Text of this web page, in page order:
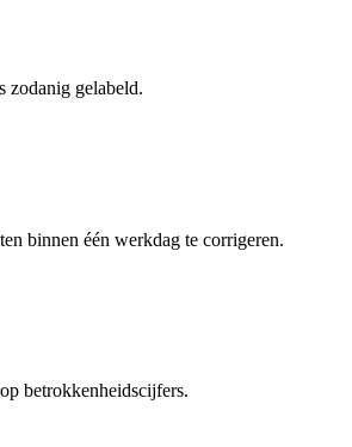
zodanig gelabeld.
binnen één werkdag te corrigeren.
betrokkenheidscijfers.